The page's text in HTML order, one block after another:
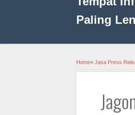
Paling
Home» Jasa Press